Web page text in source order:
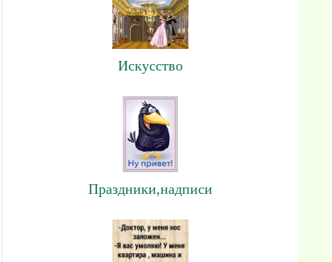
Искусство
Праздники,надписи